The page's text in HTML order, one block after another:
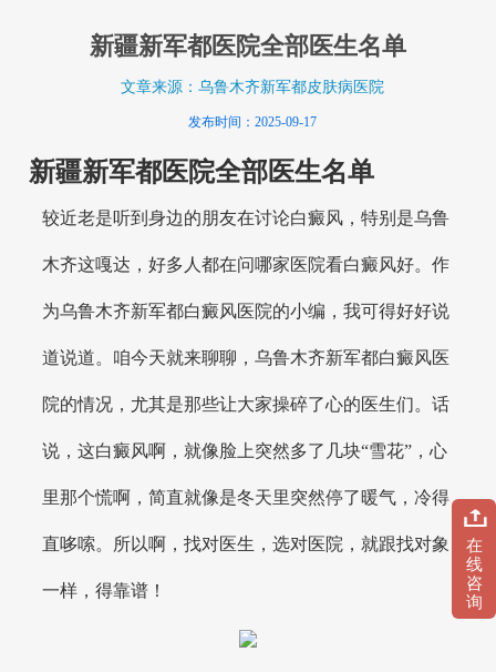
新疆新军都医院全部医生名单
文章来源：乌鲁木齐新军都皮肤病医院
发布时间：2025-09-17
新疆新军都医院全部医生名单
较近老是听到身边的朋友在讨论白癜风，特别是乌鲁
木齐这嘎达，好多人都在问哪家医院看白癜风好。作
为乌鲁木齐新军都白癜风医院的小编，我可得好好说
道说道。咱今天就来聊聊，乌鲁木齐新军都白癜风医
院的情况，尤其是那些让大家操碎了心的医生们。话
说，这白癜风啊，就像脸上突然多了几块“雪花”，心
里那个慌啊，简直就像是冬天里突然停了暖气，冷得
直哆嗦。所以啊，找对医生，选对医院，就跟找对象
一样，得靠谱！
在
线
咨
询